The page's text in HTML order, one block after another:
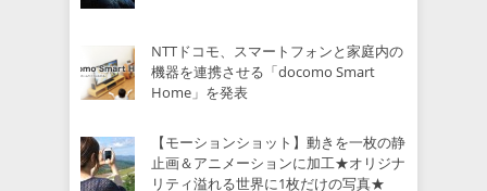
NTTドコモ、スマートフォンと家庭内の
機器を連携させる「docomo Smart
Home」を発表
【モーションショット】動きを一枚の静
止画＆アニメーションに加工★オリジナ
リティ溢れる世界に1枚だけの写真★